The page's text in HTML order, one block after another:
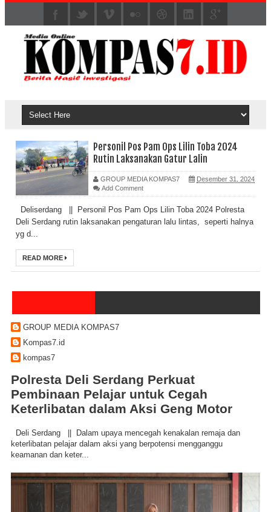
Personil Pos Pam Ops Lilin Toba 2024
Rutin Laksanakan Gatur Lalin
GROUP MEDIA KOMPAS7
Desember 31, 2024
Add Comment
Deliserdang || Personil Pos Pam Ops Lilin Toba 2024 Polresta
Deli Serdang rutin laksanakan pengaturan lalu lintas, seperti halnya
yg d...
READ MORE
GROUP MEDIA KOMPAS7
Kompas7.id
kompas7
Polresta Deli Serdang Perkuat
Pembinaan Pelajar untuk Cegah
Keterlibatan dalam Aksi Geng Motor
Deli Serdang || Dalam upaya mencegah kenakalan remaja dan
keterlibatan pelajar dalam aksi yang berpotensi mengganggu
keamanan dan keter...